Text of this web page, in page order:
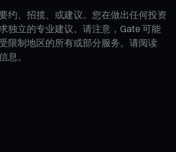
约、招揽、或建议。您在做出任何投资
独立的专业建议。请注意，Gate 可能
限制地区的所有或部分服务。请阅读
息。